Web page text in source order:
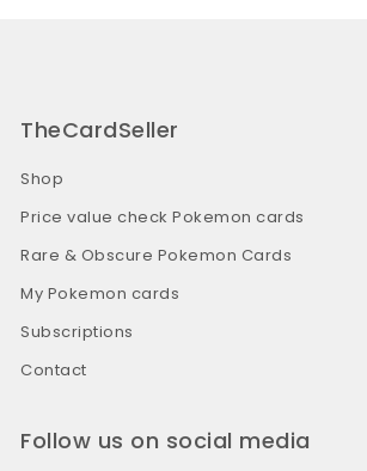
TheCardSeller
Shop
Price value check Pokemon cards
Rare & Obscure Pokemon Cards
My Pokemon cards
Subscriptions
Contact
Follow us on social media